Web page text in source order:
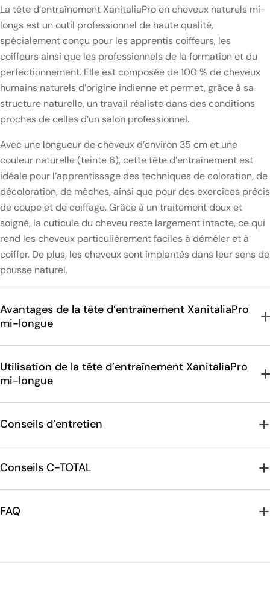
La tête d’entraînement XanitaliaPro en cheveux naturels mi-
longs est un outil professionnel de haute qualité,
spécialement conçu pour les apprentis coiffeurs, les
coiffeurs ainsi que les professionnels de la formation et du
perfectionnement. Elle est composée de 100 % de cheveux
humains naturels d’origine indienne et permet, grâce à sa
structure naturelle, un travail réaliste dans des conditions
proches de celles d’un salon professionnel.
Avec une longueur de cheveux d’environ 35 cm et une
couleur naturelle (teinte 6), cette tête d’entraînement est
idéale pour l’apprentissage des techniques de coloration, de
décoloration, de mèches, ainsi que pour des exercices précis
de coupe et de coiffage. Grâce à un traitement doux et
soigné, la cuticule du cheveu reste largement intacte, ce qui
rend les cheveux particulièrement faciles à démêler et à
coiffer. De plus, les cheveux sont implantés dans leur sens de
pousse naturel.
Avantages de la tête d’entraînement XanitaliaPro
mi-longue
Utilisation de la tête d’entraînement XanitaliaPro
mi-longue
Conseils d’entretien
Conseils C-TOTAL
FAQ